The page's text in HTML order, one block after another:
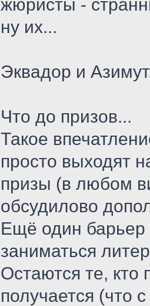
жюристы -
ну их...
Эквадор и
Что до призов...
Такое
просто выходят
призы (в любом
обсудилово
Ещё один
заниматься
Остаются те, кто
получается (что